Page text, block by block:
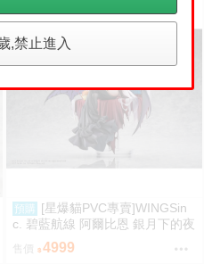
預購
[星爆貓PVC專賣]WINGSin
c. 碧藍航線 阿爾比恩 銀月下的夜
之眷屬 1/7 預計2028/01到貨
4999
,禁止進入